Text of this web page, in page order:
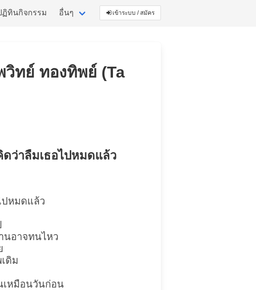
ฏิทินกิจกรรม อื่นๆ เข้าระบบ / สมัคร
วิทย์ ทองทิพย์ (Ta
ดว่าลืมเธอไปหมดแล้ว
ปหมดแล้ว
นอาจทนไหว
ดิม
หมือนวันก่อน